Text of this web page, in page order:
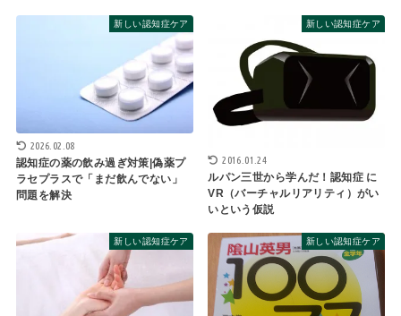
新しい認知症ケア
2026.02.08
認知症の薬の飲み過ぎ対策|偽薬プ
ラセプラスで「まだ飲んでない」
問題を解決
新しい認知症ケア
2016.01.24
ルパン三世から学んだ！認知症 に
VR（バーチャルリアリティ）がい
いという仮説
新しい認知症ケア 新しい認知症ケア